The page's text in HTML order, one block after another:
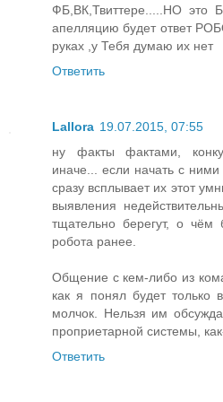
ФБ,ВК,Твиттере.....НО это
апелляцию будет ответ
руках ,у Тебя думаю их нет
Ответить
Lallora 19.07.2015, 07:55
ну факты фактами,
иначе... если начать с
сразу всплывает их этот
выявления
тщательно берегут, о чём
робота ранее.
Общение с кем-либо из
как я понял будет
молчок. Нельзя им
проприетарной системы,
Ответить